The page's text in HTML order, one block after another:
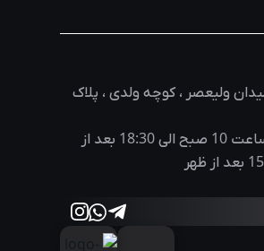
ولیعصر ، کوچه ولدی ، پلاک
صبح الی 18:30 بعد از
بعد از ظهر